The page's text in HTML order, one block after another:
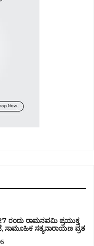
ರಂದು ರಾಮನವಮಿ ಪ್ರಯುಕ್ತ
ಸಾಮೂಹಿಕ ಸತ್ಯನಾರಾಯಣ ವ್ರತ